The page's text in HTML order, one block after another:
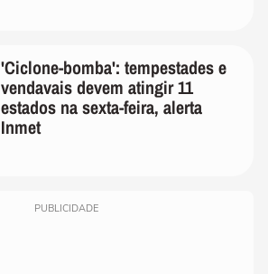
'Ciclone-bomba': tempestades e
vendavais devem atingir 11
estados na sexta-feira, alerta
Inmet
PUBLICIDADE